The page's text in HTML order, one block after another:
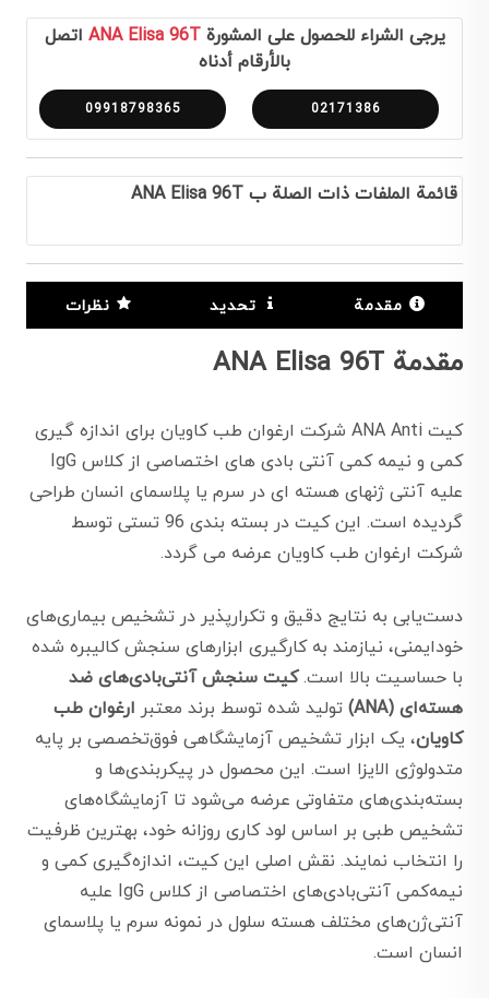
يرجى الشراء للحصول على المشورةANA Elisa 96T اتصل
بالأرقام أدناه
02171386
09918798365
قائمة الملفات ذات الصلة ب ANA Elisa 96T
مقدمة تحديد نظرات
مقدمة ANA Elisa 96T
کیت ANA Anti شرکت ارغوان طب کاویان برای اندازه گیری
کمی و نیمه کمی آنتی بادی های اختصاصی از کلاس IgG
علیه آنتی ژنهای هسته ای در سرم یا پلاسمای انسان طراحی
گردیده است. این کیت در بسته بندی 96 تستی توسط
شرکت ارغوان طب کاویان عرضه می گردد.
دست‌یابی به نتایج دقیق و تکرارپذیر در تشخیص بیماری‌های
خودایمنی، نیازمند به کارگیری ابزارهای سنجش کالیبره شده
با حساسیت بالا است.کیت سنجش آنتی‌بادی‌های ضد
هسته‌ای (ANA)
تولید شده توسط برند معتبر ارغوان طب
کاویان، یک ابزار تشخیص آزمایشگاهی فوق‌تخصصی بر پایه
متدولوژی الایزا است. این محصول در پیکربندی‌ها و
بسته‌بندی‌های متفاوتی عرضه می‌شود تا آزمایشگاه‌های
تشخیص طبی بر اساس لود کاری روزانه خود، بهترین ظرفیت
را انتخاب نمایند. نقش اصلی این کیت، اندازه‌گیری کمی و
نیمه‌کمی آنتی‌بادی‌های اختصاصی از کلاس IgG علیه
آنتی‌ژن‌های مختلف هسته سلول در نمونه سرم یا پلاسمای
انسان است.